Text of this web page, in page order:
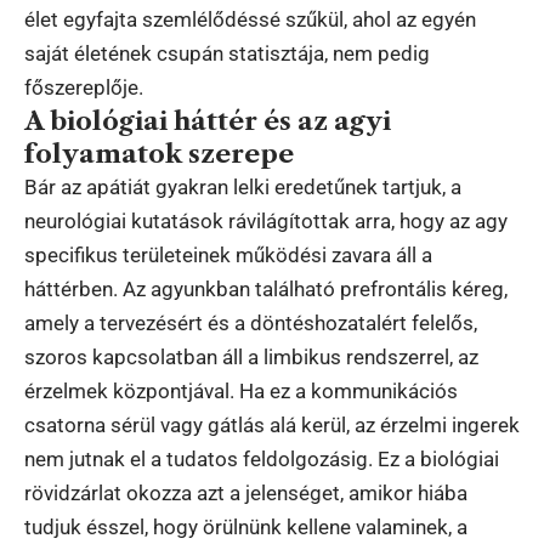
élet egyfajta szemlélődéssé szűkül, ahol az egyén
saját életének csupán statisztája, nem pedig
főszereplője.
A biológiai háttér és az agyi
folyamatok szerepe
Bár az apátiát gyakran lelki eredetűnek tartjuk, a
neurológiai kutatások rávilágítottak arra, hogy az agy
specifikus területeinek működési zavara áll a
háttérben. Az agyunkban található prefrontális kéreg,
amely a tervezésért és a döntéshozatalért felelős,
szoros kapcsolatban áll a limbikus rendszerrel, az
érzelmek központjával. Ha ez a kommunikációs
csatorna sérül vagy gátlás alá kerül, az érzelmi ingerek
nem jutnak el a tudatos feldolgozásig. Ez a biológiai
rövidzárlat okozza azt a jelenséget, amikor hiába
tudjuk ésszel, hogy örülnünk kellene valaminek, a